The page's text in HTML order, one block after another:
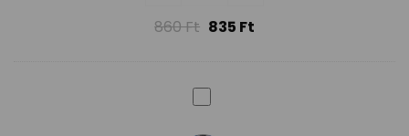
860Ft 835 Ft